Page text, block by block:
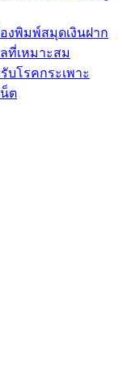
งพิมพ์สมุดเงินฝาก
ที่เหมาะสม
บโรคกระเพาะ
ต